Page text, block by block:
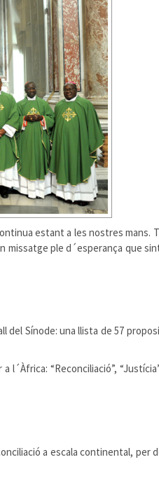
estant a les nostres mans.
missatge ple d´esperança que
Sínode: una llista de 57
“Reconciliació”,
a escala continental, per